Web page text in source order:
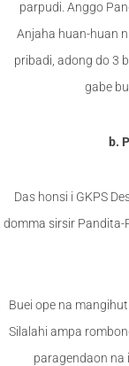
parpudi. Anggo
Anjaha huan-huan
pribadi, adong do 3
gabe
b.
Das honsi i GKPS
domma sirsir
Buei ope na
Silalahi ampa
paragendaon na